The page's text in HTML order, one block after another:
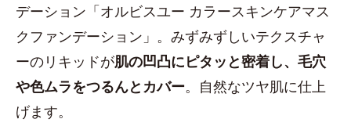
デーション「オルビスユー カラースキンケアマス
クファンデーション」。みずみずしいテクスチャ
ーのリキッドが肌の凹凸にピタッと密着し、毛穴
や色ムラをつるんとカバー。自然なツヤ肌に仕上
げます。